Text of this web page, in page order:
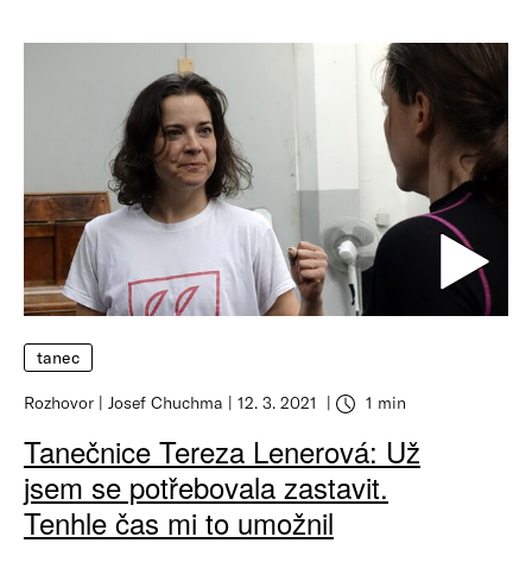
tanec
Rozhovor Josef Chuchma 12. 3. 2021 1 min
Tanečnice Tereza Lenerová: Už
jsem se potřebovala zastavit.
Tenhle čas mi to umožnil